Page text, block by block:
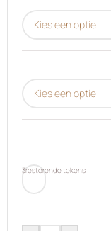
3resterende tekens